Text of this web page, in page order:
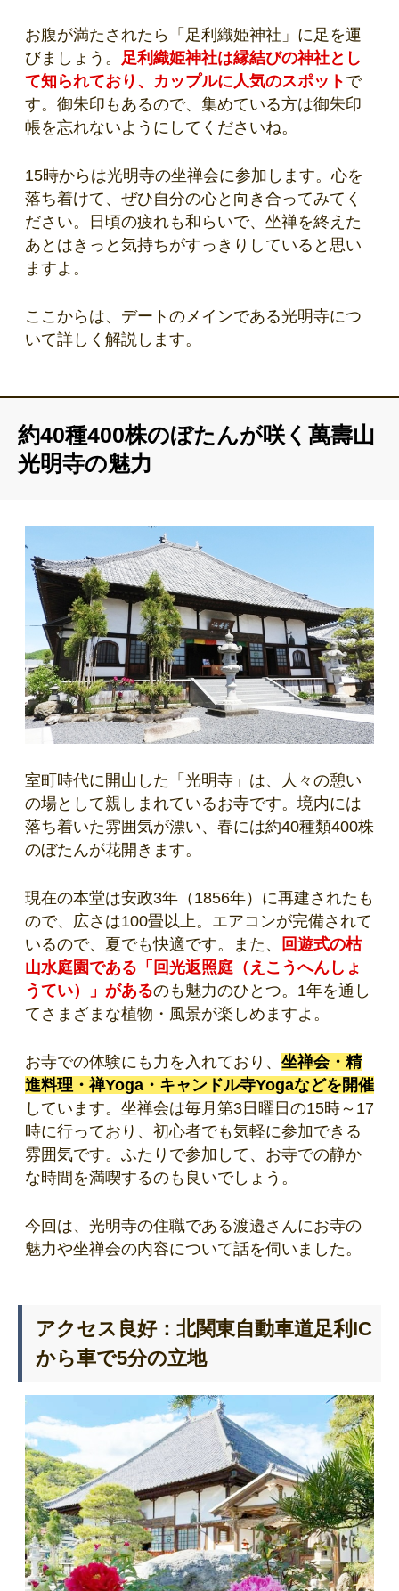
お腹が満たされたら「足利織姫神社」に足を運
びましょう。 足利織姫神社は縁結びの神社とし
て知られており、カップルに人気のスポット で
す。御朱印もあるので、集めている方は御朱印
帳を忘れないようにしてくださいね。
15時からは光明寺の坐禅会に参加します。心を
落ち着けて、ぜひ自分の心と向き合ってみてく
ださい。日頃の疲れも和らいで、坐禅を終えた
あとはきっと気持ちがすっきりしていると思い
ますよ。
ここからは、デートのメインである光明寺につ
いて詳しく解説します。
約40種400株のぼたんが咲く萬壽山
光明寺の魅力
室町時代に開山した「光明寺」は、人々の憩い
の場として親しまれているお寺です。境内には
落ち着いた雰囲気が漂い、春には約40種類400株
のぼたんが花開きます。
現在の本堂は安政3年（1856年）に再建されたも
ので、広さは100畳以上。エアコンが完備されて
いるので、夏でも快適です。また、
回遊式の枯
山水庭園である「回光返照庭（えこうへんしょ
うてい）」があるのも魅力のひとつ。1年を通し
てさまざまな植物・風景が楽しめますよ。
お寺での体験にも力を入れており、 坐禅会・精
進料理・禅Yoga・キャンドル寺Yogaなどを開催
しています。坐禅会は毎月第3日曜日の15時～17
時に行っており、初心者でも気軽に参加できる
雰囲気です。ふたりで参加して、お寺での静か
な時間を満喫するのも良いでしょう。
今回は、光明寺の住職である渡邉さんにお寺の
魅力や坐禅会の内容について話を伺いました。
アクセス良好：北関東自動車道足利IC
から車で5分の立地